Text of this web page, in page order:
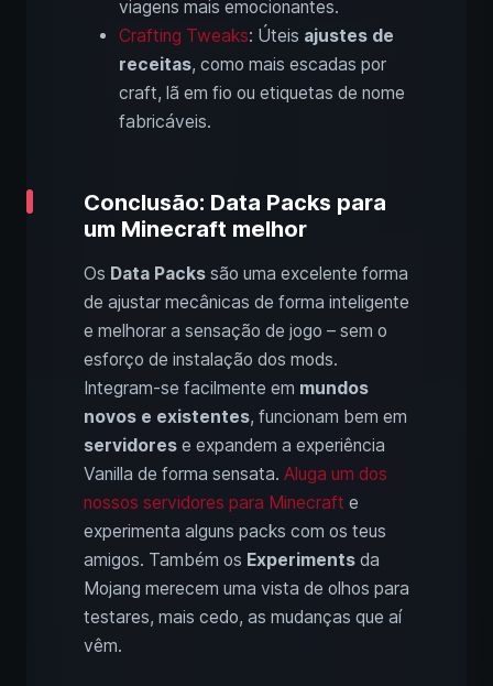
viagens mais emocionantes.
Crafting Tweaks: Úteis ajustes de
receitas, como mais escadas por
craft, lã em fio ou etiquetas de nome
fabricáveis.
Conclusão: Data Packs para
um Minecraft melhor
Os Data Packs são uma excelente forma
de ajustar mecânicas de forma inteligente
e melhorar a sensação de jogo – sem o
esforço de instalação dos mods.
Integram-se facilmente em mundos
novos e existentes, funcionam bem em
servidores e expandem a experiência
Vanilla de forma sensata. Aluga um dos
nossos servidores para Minecraft e
experimenta alguns packs com os teus
amigos. Também os Experiments da
Mojang merecem uma vista de olhos para
testares, mais cedo, as mudanças que aí
vêm.